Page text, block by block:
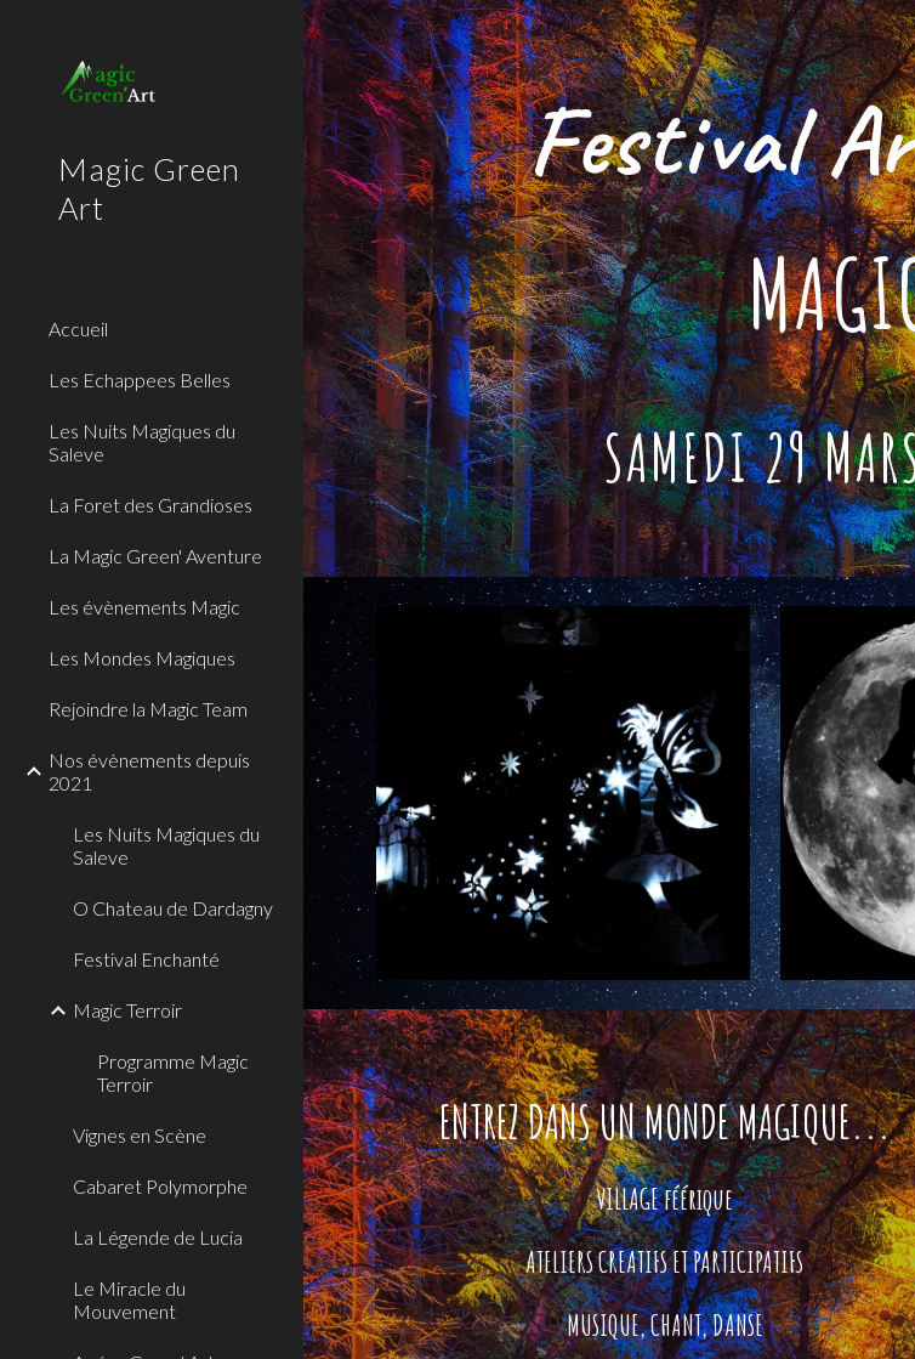
Skip to main content
Magic Green
Art
Accueil
Les Echappees Belles
Les Nuits Magiques du
Saleve
La Foret des Grandioses
La Magic Green' Aventure
Les évènements Magic
Les Mondes Magiques
Rejoindre la Magic Team
Nos évènements depuis
2021
Les Nuits Magiques du
Saleve
O Chateau de Dardagny
Festival Enchanté
Magic Terroir
Programme Magic
Terroir
Vignes en Scène
Cabaret Polymorphe
La Légende de Lucia
Le Miracle du
Mouvement
Festival
SAMEDI 29
ENTREZ DANS UN MONDE MAGIQUE...
VILLAGE féérique
ATELIERS CREATIFS ET PARTICIPATIFS
MUSIQUE, CHANT, DANSE